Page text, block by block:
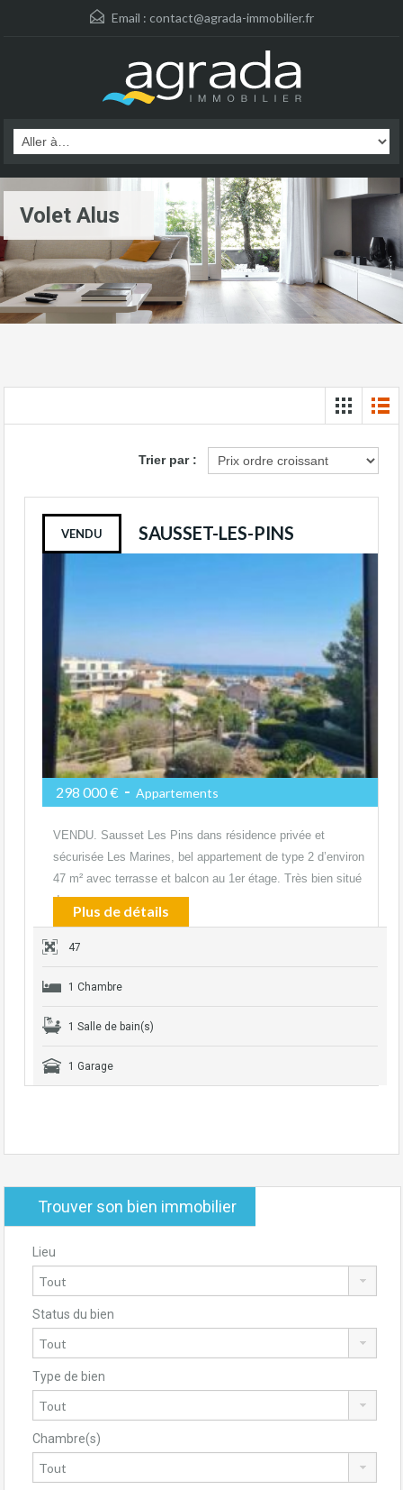
Email : contact@agrada-immobilier.fr
Volet Alus
Trier par :
VENDU SAUSSET-LES-PINS
298 000 € - Appartements
VENDU. Sausset Les Pins dans résidence privée et
sécurisée Les Marines, bel appartement de type 2 d’environ
47 m² avec terrasse et balcon au 1er étage. Très bien situé
dans…
Plus de détails
47
1 Chambre
1 Salle de bain(s)
1 Garage
Trouver son bien immobilier
Lieu
Status du bien
Type de bien
Chambre(s)